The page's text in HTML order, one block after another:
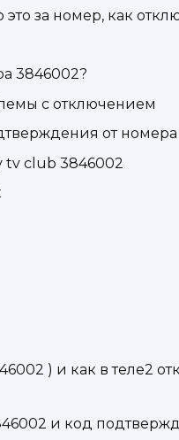
за номер, как
3846002?
с отключением
от номера
tv club 3846002
) и как в теле2
и код